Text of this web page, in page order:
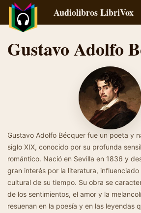
Audiolibros LibriVox
Gustavo Adolfo
Gustavo Adolfo Bécquer fue un poeta y
siglo XIX, conocido por su profunda
romántico. Nació en Sevilla en 1836 y
gran interés por la literatura,
cultural de su tiempo. Su obra se
de los sentimientos, el amor y la
resuenan en la poesía y en las leyendas